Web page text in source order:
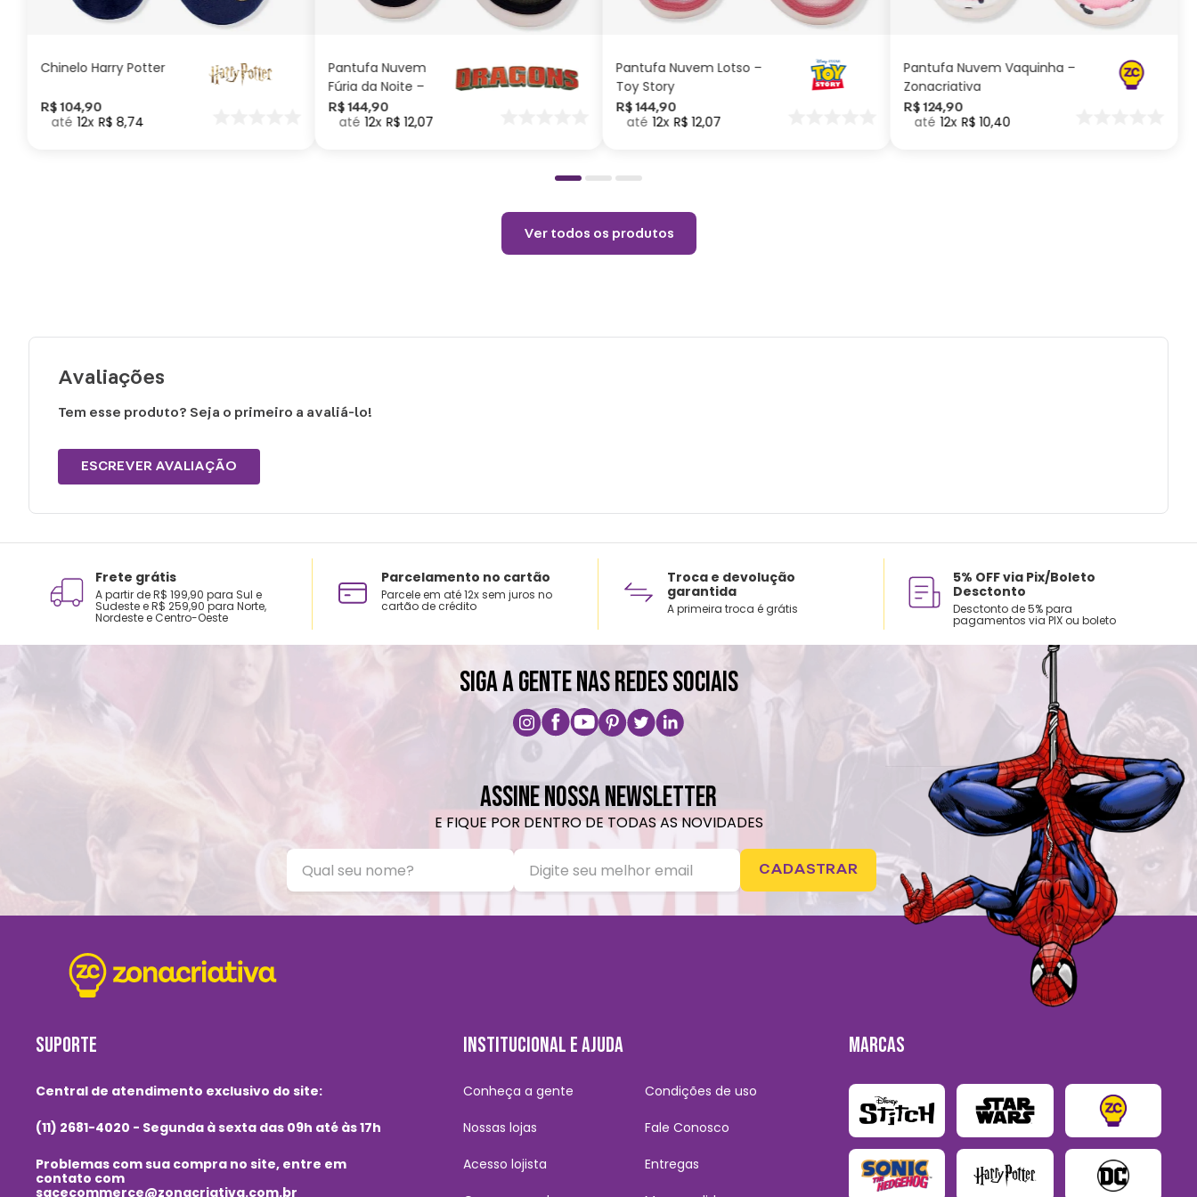
Chinelo Harry Potter
R$ 104,90
12 R$ 8,74
ADICIONAR AO
CARRINHO
Pantufa Nuvem
Fúria da Noite –
Como Treinar
seu Dragão
R$ 144,90
12 R$ 12,07
ADICIONAR AO
Pantufa Nuvem Lotso –
Toy Story
R$ 144,90
12 R$ 12,07
ADICIONAR AO
Pantufa Nuvem Vaquinha –
Zonacriativa
R$ 124,90
12 R$ 10,40
ADICIONAR AO
Ver todos os produtos
Avaliações
Tem esse produto? Seja o primeiro a avaliá-lo!
ESCREVER AVALIAÇÃO
Frete grátis
A partir de R$ 199,90 para Sul e
Sudeste e R$ 259,90 para Norte,
Nordeste e Centro-Oeste
Parcelamento no cartão
Parcele em até 12x sem juros no
cartão de crédito
Troca e devolução
garantida
A primeira troca é grátis
5% OFF via Pix/Boleto
Desctonto
Desctonto de 5% para
pagamentos via PIX ou boleto
SIGA A GENTE NAS REDES SOCIAIS
ASSINE NOSSA NEWSLETTER
E FIQUE POR DENTRO DE TODAS AS NOVIDADES
CADASTRAR
SUPORTE
Central de atendimento exclusivo do site:
(11) 2681-4020 - Segunda à sexta das 09h até às 17h
Problemas com sua compra no site, entre em
contato com
sacecommerce@zonacriativa.com.br
INSTITUCIONAL E AJUDA
Conheça a gente
Nossas lojas
Acesso lojista
Condições de uso
Fale Conosco
Entregas
MARCAS